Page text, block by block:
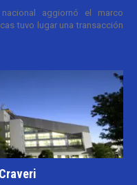
aggiornó el marco
tuvo lugar una transacción